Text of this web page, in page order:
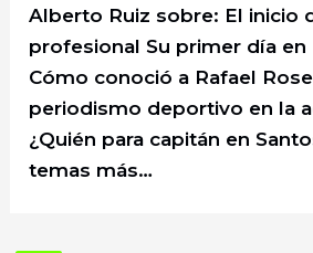
Alberto Ruiz sobre: El inicio
profesional Su primer día
Cómo conoció a Rafael
periodismo deportivo en la
¿Quién para capitán en
temas más…